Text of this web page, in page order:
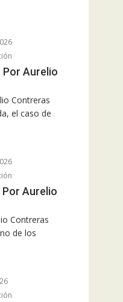
Aurelio
Contreras
el caso de
Aurelio
Contreras
de los